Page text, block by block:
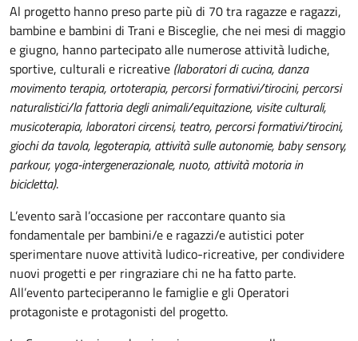
Al progetto hanno preso parte più di 70 tra ragazze e ragazzi,
bambine e bambini di Trani e Bisceglie, che nei mesi di maggio
e giugno, hanno partecipato alle numerose attività ludiche,
sportive, culturali e ricreative (laboratori di cucina, danza
movimento terapia, ortoterapia, percorsi formativi/tirocini, percorsi
naturalistici/la fattoria degli animali/equitazione, visite culturali,
musicoterapia, laboratori circensi, teatro, percorsi formativi/tirocini,
giochi da tavola, legoterapia, attività sulle autonomie, baby sensory,
parkour, yoga-intergenerazionale, nuoto, attività motoria in
bicicletta).
L’evento sarà l’occasione per raccontare quanto sia
fondamentale per bambini/e e ragazzi/e autistici poter
sperimentare nuove attività ludico-ricreative, per condividere
nuovi progetti e per ringraziare chi ne ha fatto parte.
All’evento parteciperanno le famiglie e gli Operatori
protagoniste e protagonisti del progetto.